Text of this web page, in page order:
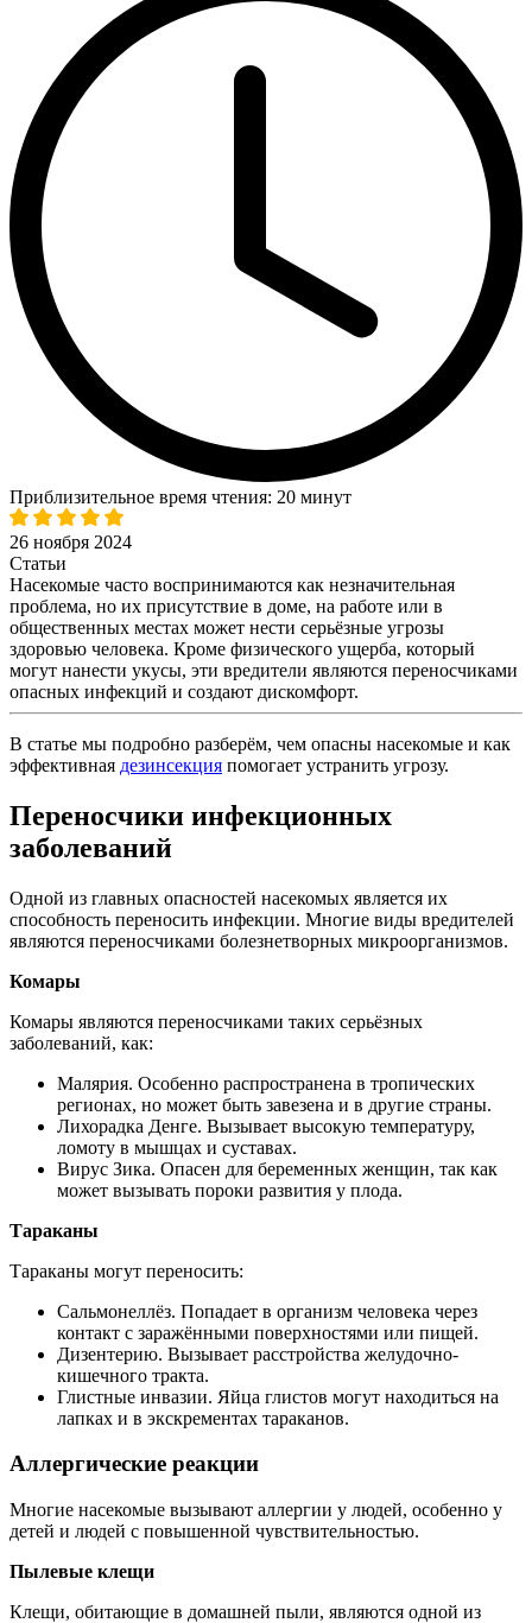
Приблизительное время чтения: 20 минут
26 ноября 2024
Статьи
Насекомые часто воспринимаются как незначительная
проблема, но их присутствие в доме, на работе или в
общественных местах может нести серьёзные угрозы
здоровью человека. Кроме физического ущерба, который
могут нанести укусы, эти вредители являются переносчиками
опасных инфекций и создают дискомфорт.
В статье мы подробно разберём, чем опасны насекомые и как
эффективная дезинсекция помогает устранить угрозу.
Переносчики инфекционных
заболеваний
Одной из главных опасностей насекомых является их
способность переносить инфекции. Многие виды вредителей
являются переносчиками болезнетворных микроорганизмов.
Комары
Комары являются переносчиками таких серьёзных
заболеваний, как:
Малярия. Особенно распространена в тропических
регионах, но может быть завезена и в другие страны.
Лихорадка Денге. Вызывает высокую температуру,
ломоту в мышцах и суставах.
Вирус Зика. Опасен для беременных женщин, так как
может вызывать пороки развития у плода.
Тараканы
Тараканы могут переносить:
Сальмонеллёз. Попадает в организм человека через
контакт с заражёнными поверхностями или пищей.
Дизентерию. Вызывает расстройства желудочно-
кишечного тракта.
Глистные инвазии. Яйца глистов могут находиться на
лапках и в экскрементах тараканов.
Аллергические реакции
Многие насекомые вызывают аллергии у людей, особенно у
детей и людей с повышенной чувствительностью.
Пылевые клещи
Клещи, обитающие в домашней пыли, являются одной из